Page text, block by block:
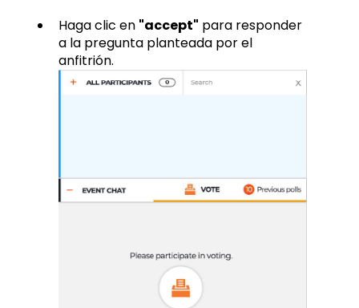
Haga clic en "accept" para responder
a la pregunta planteada por el
anfitrión.